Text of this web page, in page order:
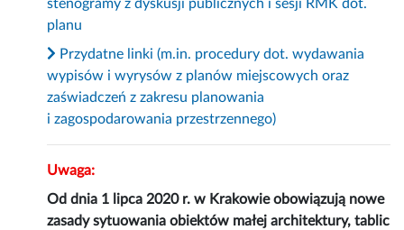
stenogramy z dyskusji publicznych i sesji RMK dot.
planu
Przydatne linki (m.in. procedury dot. wydawania
wypisów i wyrysów z planów miejscowych oraz
zaświadczeń z zakresu planowania
i zagospodarowania przestrzennego)
Uwaga:
Od dnia 1 lipca 2020 r. w Krakowie obowiązują nowe
zasady sytuowania obiektów małej architektury, tablic